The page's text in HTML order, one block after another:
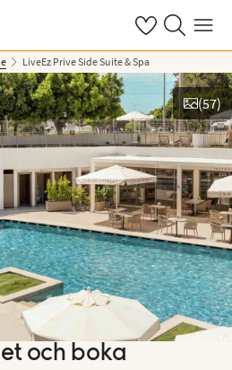
Se dinaSök på ving.se
Meny
LiveEz Prive Side Suite & Spa
(57)
och boka